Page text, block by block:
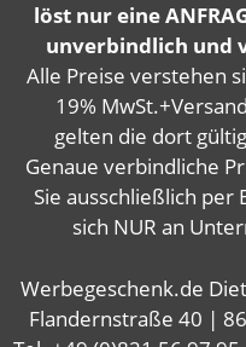
löst nur eine
unverbindlich und
Alle Preise verstehen
19%
gelten die dort
Genaue verbindliche
Sie ausschließlich per
sich NUR an
Werbegeschenk.de
Flandernstraße 40 |